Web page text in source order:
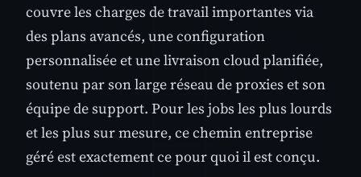
couvre les charges de travail importantes via
des plans avancés, une configuration
personnalisée et une livraison cloud planifiée,
soutenu par son large réseau de proxies et son
équipe de support. Pour les jobs les plus lourds
et les plus sur mesure, ce chemin entreprise
géré est exactement ce pour quoi il est conçu.